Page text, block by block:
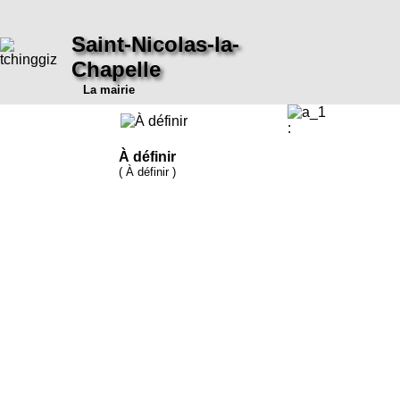
Saint-Nicolas-la-
Chapelle
La mairie
À définir
( À définir )
: